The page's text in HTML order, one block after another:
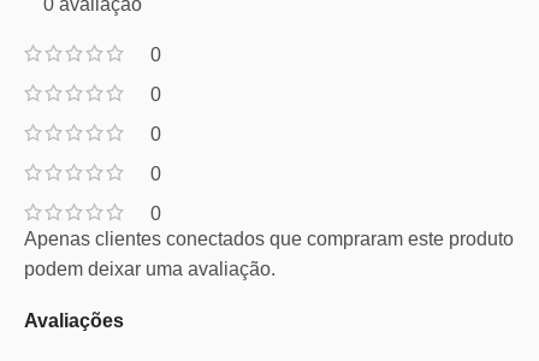
0
0
0
0
0
Avaliações
Apenas clientes conectados que compraram este produto
podem deixar uma avaliação.